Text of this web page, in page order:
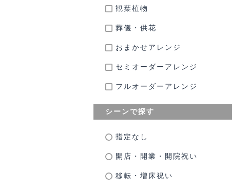
観葉植物
葬儀・供花
おまかせアレンジ
セミオーダーアレンジ
フルオーダーアレンジ
シーンで探す
指定なし
開店・開業・開院祝い
移転・増床祝い